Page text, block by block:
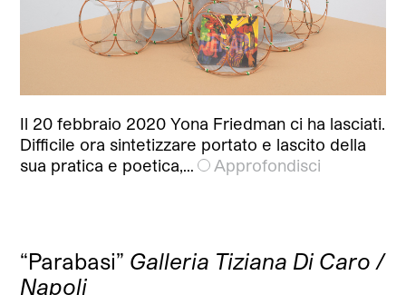
Il 20 febbraio 2020 Yona Friedman ci ha lasciati.
Difficile ora sintetizzare portato e lascito della
sua pratica e poetica,…
Approfondisci
“Parabasi” Galleria Tiziana Di Caro /
Napoli